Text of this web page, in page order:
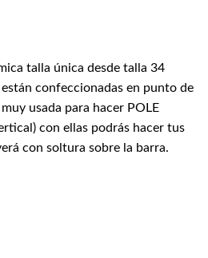
talla única desde talla 34
confeccionadas en punto de
usada para hacer POLE
con ellas podrás hacer tus
con soltura sobre la barra.